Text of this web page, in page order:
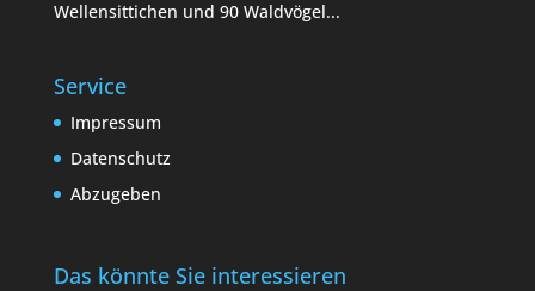
Wellensittichen und 90 Waldvögel...
Service
Impressum
Datenschutz
Abzugeben
Das könnte Sie interessieren